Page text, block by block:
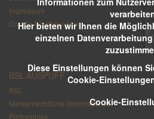
Hier bieten wir Ihnen die
einzelnen
Diese Einstellungen können
Cookie-
Cookie-
Impressum
Cookie-Einstellungen
BSL-AUSPUFF
BSL
Markenrechtliche Informationen
Partnerlinks